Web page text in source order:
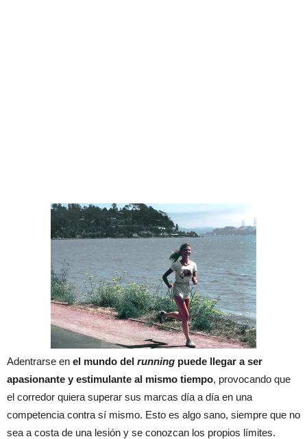
Adentrarse en el mundo del running puede llegar a ser
apasionante y estimulante al mismo tiempo, provocando que
el corredor quiera superar sus marcas día a día en una
competencia contra sí mismo. Esto es algo sano, siempre que no
sea a costa de una lesión y se conozcan los propios límites.